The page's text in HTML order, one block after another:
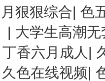
月狠狠综合| 色
| 大学生高潮
丁香六月成人 |
久色在线视频|